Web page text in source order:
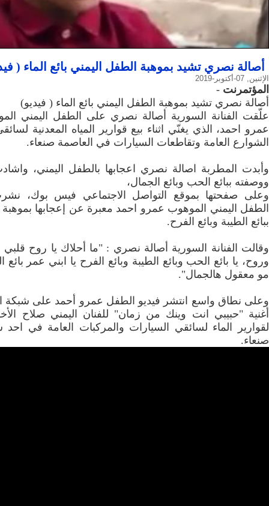
أصالة نصري تشيد بموهبة الطفل اليمني بائع الماء (
الإثنين, 07-أكتوبر-2019
المؤتمرنت -
أصالة نصري تشيد بموهبة الطفل اليمني بائع الماء ( فيديو)
علّقت الفنانة السورية أصالة نصري على الطفل اليمني
عمرو احمد، الذي يغنّي اثناء بيع قوارير المياه المعدنية
الشوارع العامة وتقاطعات السيارات في العاصمة صنعاء.
وأبدت المطربة اصالة نصري اعجابها بالطفل اليمني،
ووصفته ببائع الحب وبائع الجمال،
وعلى صفحتها بموقع التواصل الاجتماعي فيس بوك،
الطفل اليمني الموهوب عمرو احمد معبرة عن إعجابها
ببائع الطيبة وبائع الفرح.
وقالت الفنانة السورية أصالة نصري : "ما أحلاك يا روح
وروح، يا بائع الحب وبائع الطيبة وبائع الفرح يا ابني عمر
مو معقول هالجمال".
وعلى نطاق واسع انتشر فيديو الطفل عمرو أحمد على شبكة
أغنية "حبيبي انت وينك من زمان" للفنان اليمني صلاح
لقوارير الماء لسائقي السيارات والمركبات العامة في
صنعاء.